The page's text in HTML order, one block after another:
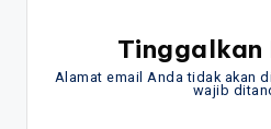
Tinggalkan
Alamat email Anda tidak akan
wajib